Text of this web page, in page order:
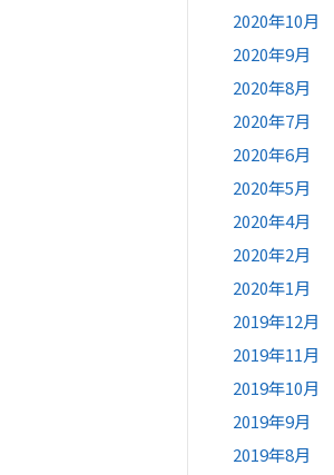
2020年10月
2020年9月
2020年8月
2020年7月
2020年6月
2020年5月
2020年4月
2020年2月
2020年1月
2019年12月
2019年11月
2019年10月
2019年9月
2019年8月